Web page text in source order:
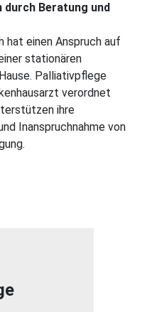
durch Beratung und
hat einen Anspruch auf
stationären
Palliativpflege
verordnet
ihre
Inanspruchnahme von